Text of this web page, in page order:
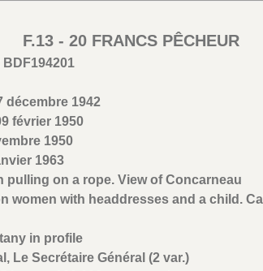
F.13 - 20 FRANCS PÊCHEUR
BDF194201
décembre 1942
février 1950
1950
1963
pulling on a rope. View of Concarneau
women with headdresses and a child.
in profile
Le Secrétaire Général (2 var.)